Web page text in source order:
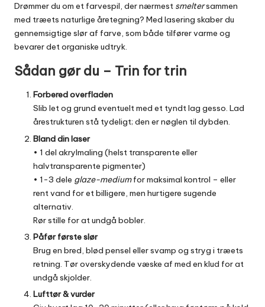
Drømmer du om et farvespil, der nærmest smeltersammen
med træets naturlige åretegning? Med lasering skaber du
gennemsigtige slør af farve, som både tilfører varme og
bevarer det organiske udtryk.
Sådan gør du – Trin for trin
Forbered overfladen
Slib let og grund eventuelt med et tyndt lag gesso. Lad
årestrukturen stå tydeligt; den er nøglen til dybden.
Bland din laser
• 1 del akrylmaling (helst transparente eller
halvtransparente pigmenter)
• 1-3 dele glaze-mediumfor maksimal kontrol – eller
rent vand for et billigere, men hurtigere sugende
alternativ.
Rør stille for at undgå bobler.
Påfør første slør
Brug en bred, blød pensel eller svamp og stryg i træets
retning. Tør overskydende væske af med en klud for at
undgå skjolder.
Lufttør & vurder